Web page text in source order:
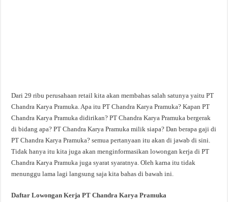
Dari 29 ribu perusahaan retail kita akan membahas salah satunya yaitu PT
Chandra Karya Pramuka. Apa itu PT Chandra Karya Pramuka? Kapan PT
Chandra Karya Pramuka didirikan? PT Chandra Karya Pramuka bergerak
di bidang apa? PT Chandra Karya Pramuka milik siapa? Dan berapa gaji di
PT Chandra Karya Pramuka? semua pertanyaan itu akan di jawab di sini.
Tidak hanya itu kita juga akan menginformasikan lowongan kerja di PT
Chandra Karya Pramuka juga syarat syaratnya. Oleh karna itu tidak
menunggu lama lagi langsung saja kita bahas di bawah ini.
Daftar Lowongan Kerja PT Chandra Karya Pramuka